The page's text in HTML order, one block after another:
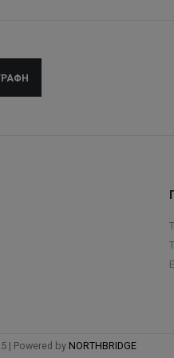
| Powered by NORTHBRIDGE